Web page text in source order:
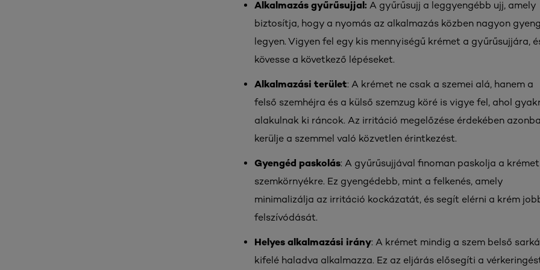
Alkalmazás gyűrűsujjal: A gyűrűsujj a leggyengébb ujj, amely
biztosítja, hogy a nyomás az alkalmazás közben nagyon
legyen. Vigyen fel egy kis mennyiségű krémet a gyűrűsujjára,
kövesse a következő lépéseket.
Alkalmazási terület: A krémet ne csak a szemei alá, hanem a
felső szemhéjra és a külső szemzug köré is vigye fel, ahol
alakulnak ki ráncok. Az irritáció megelőzése érdekében
kerülje a szemmel való közvetlen érintkezést.
Gyengéd paskolás: A gyűrűsujjával finoman paskolja a
szemkörnyékre. Ez gyengédebb, mint a felkenés, amely
minimalizálja az irritáció kockázatát, és segít elérni a krém
felszívódását.
Helyes alkalmazási irány: A krémet mindig a szem belső
kifelé haladva alkalmazza. Ez az eljárás elősegíti a